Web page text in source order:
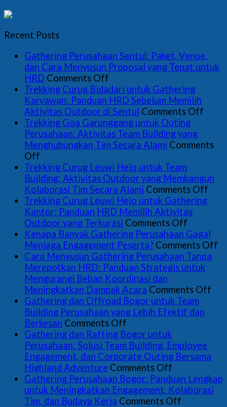
Recent Posts
Gathering Perusahaan Sentul: Paket, Venue,
dan Cara Menyusun Proposal yang Tepat untuk
HRD Comments Off
Gathering
Perusahaan
Sentul:
Paket,
Venue,
dan
Menyusun
Proposal
yang
Tepat
untuk
HRD
Trekking Curug Bidadari untuk Gathering
Karyawan: Panduan HRD Sebelum Memilih
Aktivitas Outdoor di Sentul Comments Off
HRD
di
Trekking Goa Garunggang untuk Outing
Perusahaan: Aktivitas Team Building yang
Menghubungkan Tim Secara Alami Comments
Off
Trekking
Goa
Garunggang
untuk
Outing
Perusahaan:
Aktivitas
Team
Building
yang
Menghubungkan
Tim
Secara
Alami
Trekking Curug Leuwi Hejo untuk Team
Building: Aktivitas Outdoor yang Membangun
Kolaborasi Tim Secara Alami Comments Off
Trekking Curug Leuwi Hejo untuk Gathering
Kantor: Panduan HRD Memilih Aktivitas
Outdoor yang Terkurasi Comments Off
Trekking
Curug
Leuwi
Hejo
Kantor:
Panduan
Aktivitas
Outdoor
Terkurasi
Kenapa Banyak Gathering Perusahaan Gagal
Menjaga Engagement Peserta? Comments Off
Cara Menyusun Gathering Perusahaan Tanpa
Merepotkan HRD: Panduan Strategis untuk
Mengurangi Beban Koordinasi dan
Meningkatkan Dampak Acara Comments Off
Gathering dan Offroad Bogor untuk Team
Building Perusahaan yang Lebih Efektif dan
Berkesan Comments Off
Gathering
dan
Offroad
Bogor
untuk
Team
Building
Gathering dan Rafting Bogor untuk
Perusahaan: Solusi Team Building, Employee
Engagement, dan Corporate Outing Bersama
Highland Adventure Comments Off
Gathering
dan
Rafting
Gathering Perusahaan Bogor: Panduan Lengkap
untuk Meningkatkan Engagement, Kolaborasi
Tim, dan Budaya Kerja Comments Off